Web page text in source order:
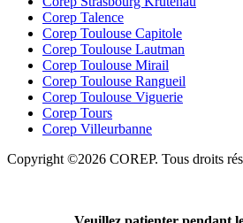
Corep Talence
Corep Toulouse Capitole
Corep Toulouse Lautman
Corep Toulouse Mirail
Corep Toulouse Rangueil
Corep Toulouse Viguerie
Corep Tours
Corep Villeurbanne
Copyright ©2026 COREP. Tous droits